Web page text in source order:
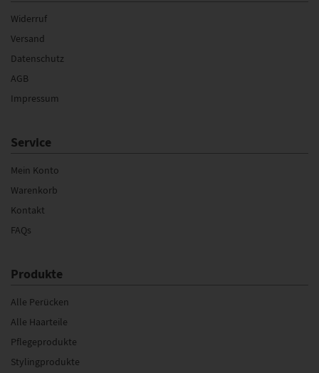
Widerruf
Versand
Datenschutz
AGB
Impressum
Service
Mein Konto
Warenkorb
Kontakt
FAQs
Produkte
Alle Perücken
Alle Haarteile
Pflegeprodukte
Stylingprodukte